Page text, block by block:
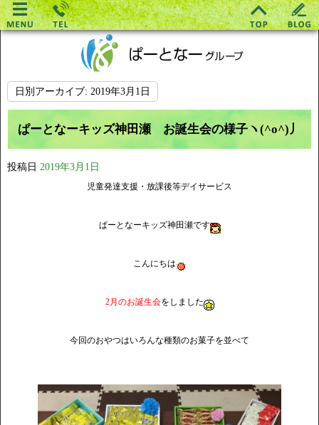
日別アーカイブ: 2019年3月1日
ぱーとなーキッズ神田瀬 お誕生会の様子ヽ(^o^)丿
投稿日 2019年3月1日
児童発達支援・放課後等デイサービス
ぱーとなーキッズ神田瀬です
こんにちは
2月のお誕生会をしました
今回のおやつはいろんな種類のお菓子を並べて